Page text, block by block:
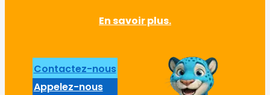
En savoir plus.
Contactez-nous
Appelez-nous